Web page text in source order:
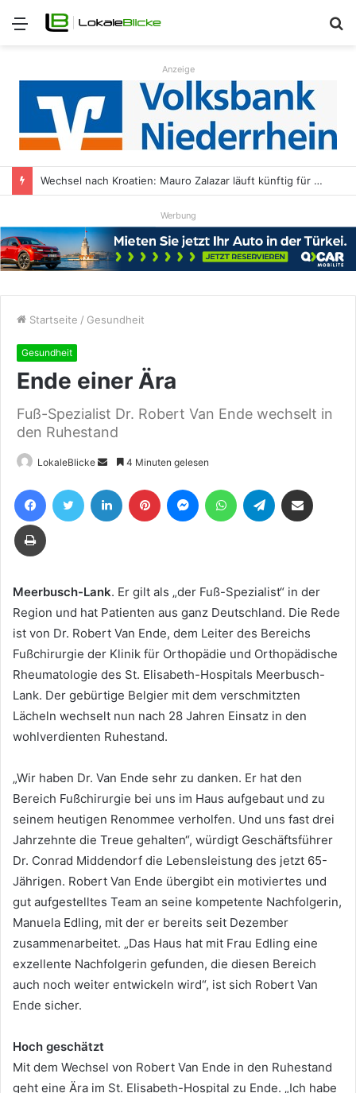
Menü
Anzeige
Wechsel nach Kroatien: Mauro Zalazar läuft künftig für NK Kustošija Zagreb auf
Werbung
Startseite / Gesundheit
Gesundheit
Ende einer Ära
Fuß-Spezialist Dr. Robert Van Ende wechselt in
den Ruhestand
LokaleBlicke
Sende
eine
E-
4 Minuten gelesen
FacebookTwitter LinkedIn Pinterest MessengerWhatsAppTelegram
Drucken
Meerbusch-Lank. Er gilt als „der Fuß-Spezialist“ in der
Region und hat Patienten aus ganz Deutschland. Die Rede
ist von Dr. Robert Van Ende, dem Leiter des Bereichs
Fußchirurgie der Klinik für Orthopädie und Orthopädische
Rheumatologie des St. Elisabeth-Hospitals Meerbusch-
Lank. Der gebürtige Belgier mit dem verschmitzten
Lächeln wechselt nun nach 28 Jahren Einsatz in den
wohlverdienten Ruhestand.
„Wir haben Dr. Van Ende sehr zu danken. Er hat den
Bereich Fußchirurgie bei uns im Haus aufgebaut und zu
seinem heutigen Renommee verholfen. Und uns fast drei
Jahrzehnte die Treue gehalten“, würdigt Geschäftsführer
Dr. Conrad Middendorf die Lebensleistung des jetzt 65-
Jährigen. Robert Van Ende übergibt ein motiviertes und
gut aufgestelltes Team an seine kompetente Nachfolgerin,
Manuela Edling, mit der er bereits seit Dezember
zusammenarbeitet. „Das Haus hat mit Frau Edling eine
exzellente Nachfolgerin gefunden, die diesen Bereich
auch noch weiter entwickeln wird“, ist sich Robert Van
Ende sicher.
Hoch geschätzt
Mit dem Wechsel von Robert Van Ende in den Ruhestand
geht eine Ära im St. Elisabeth-Hospital zu Ende. „Ich habe